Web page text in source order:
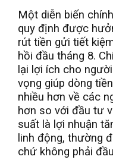
Một diễn biến
quy định được
rút tiền gửi tiết
hồi đầu tháng 8.
lại lợi ích cho
vọng giúp dòng
nhiều hơn về các
hơn so với đầu tư
suất là lợi nhuận
linh động, thường
chứ không phải